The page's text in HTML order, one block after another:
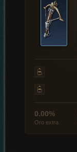
0.00%
Oro extra